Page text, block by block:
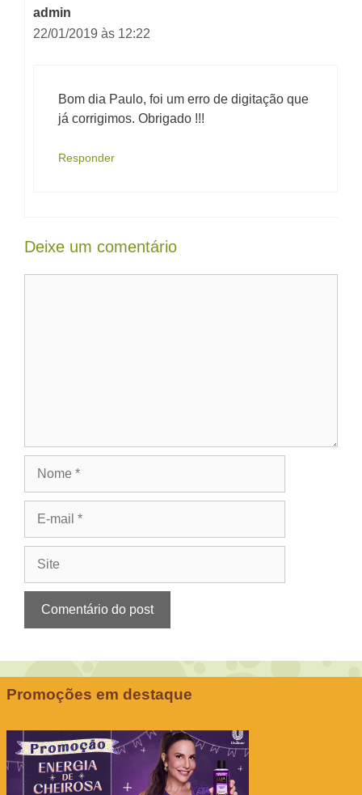
admin
22/01/2019 às 12:22
Bom dia Paulo, foi um erro de digitação que
já corrigimos. Obrigado !!!
Responder
Deixe um comentário
Promoções em destaque